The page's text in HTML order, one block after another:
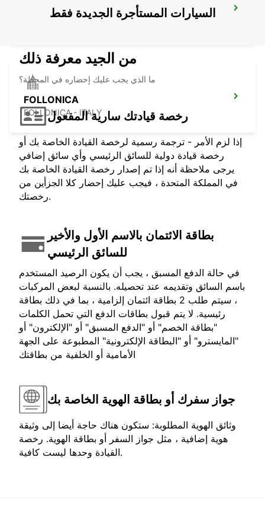
FOLLONICA
FOLLONICA - ITALY
السيارات المستأجرة الجديدة فقط
من الجيد معرفة ذلك
ما الذي يجب عليك إحضاره في المحطة؟
رخصة قيادتك سارية المفعول
إذا لزم الأمر - ترجمة رسمية لرخصة القيادة الخاصة بك أو
رخصة قيادة دولية للسائق الرئيسي وأي سائق إضافي
يرجى ملاحظة أنه إذا تم إصدار رخصة القيادة الخاصة بك
في المملكة المتحدة ، فيجب عليك إحضار كلا الجزأين من
رخصتك.
بطاقة الائتمان بالاسم الأول والأخير
للسائق الرئيسي
في حالة الدفع المسبق ، يجب أن يكون الرصيد المستخدم
باسم السائق وتقديمه عند تحصيله. بالنسبة لبعض المركبات
، سيتم طلب 2 بطاقة ائتمان إلزامية ، بما في ذلك بطاقة
رئيسية. لا يتم قبول بطاقات الدفع التي تحمل الكلمات
"بطاقة الخصم" أو "الدفع المسبق" أو "الإلكترون" أو
"المايسترو" أو "البطاقة الإلكترونية" المطبوعة على الجهة
الأمامية أو الخلفية من بطاقتك
جواز سفرك أو بطاقة الهوية الخاصة بك
وثائق الهوية المطلوبة: ستكون هناك حاجة أيضا إلى وثيقة
هوية إضافية ، مثل جواز السفر أو بطاقة الهوية. رخصة
القيادة وحدها ليست كافية.